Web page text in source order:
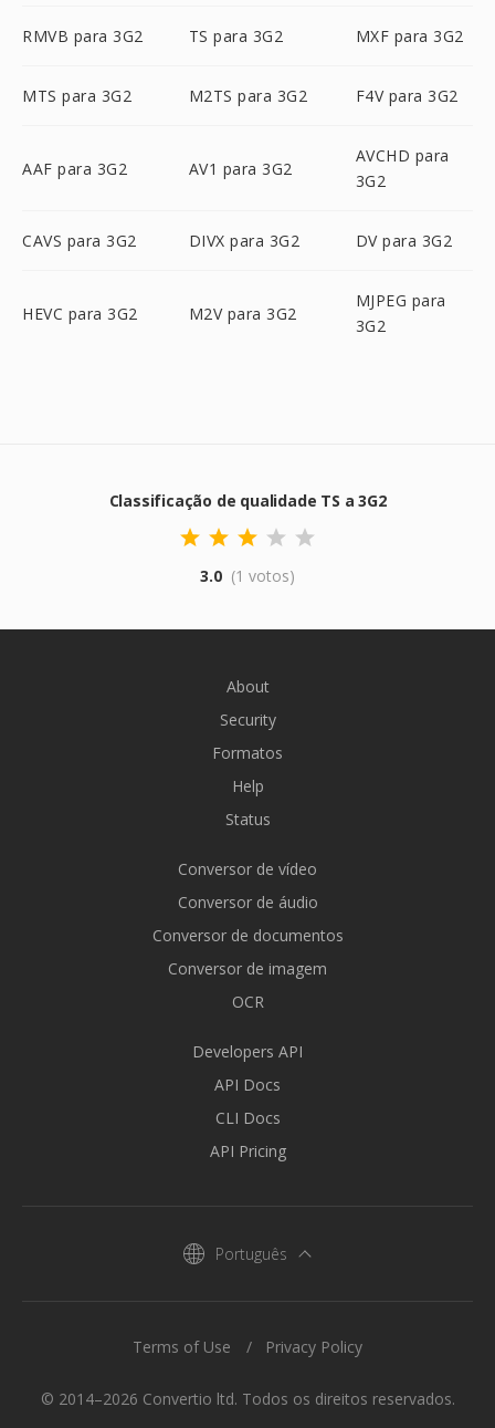
RMVB para 3G2 TS para 3G2 MXF para 3G2
MTS para 3G2 M2TS para 3G2 F4V para 3G2
AAF para 3G2 AV1 para 3G2
AVCHD para
3G2
CAVS para 3G2 DIVX para 3G2 DV para 3G2
HEVC para 3G2 M2V para 3G2
MJPEG para
3G2
Classificação de qualidade TS a 3G2
3.0 (1 votos)
About
Security
Formatos
Help
Status
Conversor de vídeo
Conversor de áudio
Conversor de documentos
Conversor de imagem
OCR
Developers API
API Docs
CLI Docs
API Pricing
Português
© 2014–2026 Convertio ltd. Todos os direitos reservados.
Terms of Use Privacy Policy